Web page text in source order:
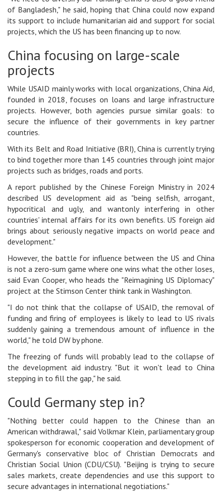
of Bangladesh," he said, hoping that China could now expand
its support to include humanitarian aid and support for social
projects, which the US has been financing up to now.
China focusing on large-scale
projects
While USAID mainly works with local organizations, China Aid,
founded in 2018, focuses on loans and large infrastructure
projects. However, both agencies pursue similar goals: to
secure the influence of their governments in key partner
countries.
With its Belt and Road Initiative (BRI), China is currently trying
to bind together more than 145 countries through joint major
projects such as bridges, roads and ports.
A report published by the Chinese Foreign Ministry in 2024
described US development aid as "being selfish, arrogant,
hypocritical and ugly, and wantonly interfering in other
countries' internal affairs for its own benefits. US foreign aid
brings about seriously negative impacts on world peace and
development."
However, the battle for influence between the US and China
is not a zero-sum game where one wins what the other loses,
said Evan Cooper, who heads the "Reimagining US Diplomacy"
project at the Stimson Center think tank in Washington.
"I do not think that the collapse of USAID, the removal of
funding and firing of employees is likely to lead to US rivals
suddenly gaining a tremendous amount of influence in the
world," he told DW by phone.
The freezing of funds will probably lead to the collapse of
the development aid industry. "But it won't lead to China
stepping in to fill the gap," he said.
Could Germany step in?
"Nothing better could happen to the Chinese than an
American withdrawal," said Volkmar Klein, parliamentary group
spokesperson for economic cooperation and development of
Germany's conservative bloc of Christian Democrats and
Christian Social Union (CDU/CSU). "Beijing is trying to secure
sales markets, create dependencies and use this support to
secure advantages in international negotiations."